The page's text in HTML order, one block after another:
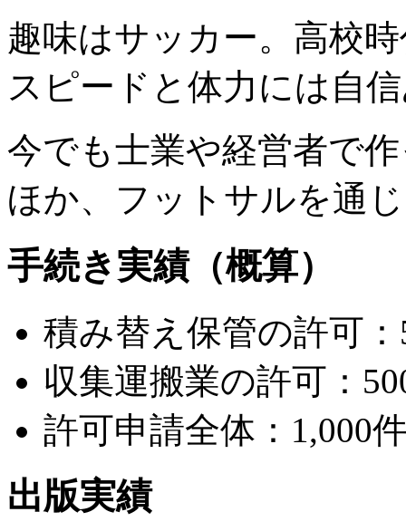
趣味はサッカー。高校
スピードと体力には自
今でも士業や経営者で
ほか、フットサルを通
手続き実績（概算）
積み替え保管の許可：
収集運搬業の許可：
許可申請全体：1,000
出版実績